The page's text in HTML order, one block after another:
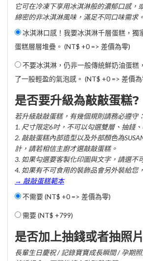
它可在冷凍下享用冰淇淋般的濃郁口感，
綿密的非冰淇淋風味，滿足不同口味需求。
冰淇淋口感！我要冰淇淋千層蛋糕，獨
蛋糕層層堆疊。 (NT$ +0 => 差價為零)
不要冰淇淋，仍非一般傳統鮮奶油蛋糕
了一股輕盈的氣泡感。 (NT$ +0 => 差價為
是否要升級為敲敲蛋糕?
若升級敲敲蛋糕，有幾個規則請務必遵守：
1. 尺寸限定6吋，不可以勾選雙層、抽錢、
2. 敲敲蛋糕內部造型以及外部顏色為
計，請若相信主廚才選敲敲蛋糕。
3. 如果勾選要客製化印圖與文字，請選不
4. 如果有不可食用的裝飾品會另外裝給您
→ 敲敲蛋糕範本
不需要 (NT$ +0 => 差價為零)
需要 (NT$ +799)
是否加上抽錢或者抽照
長輩生日慶祝 / 記錄寶寶成長瞬間 / 孕期